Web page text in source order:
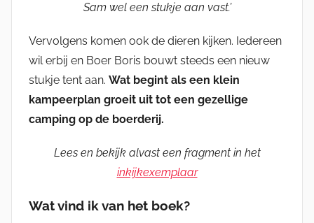
Sam wel een stukje aan vast.’
Vervolgens komen ook de dieren kijken. Iedereen
wil erbij en Boer Boris bouwt steeds een nieuw
stukje tent aan. Wat begint als een klein
kampeerplan groeit uit tot een gezellige
camping op de boerderij.
Lees en bekijk alvast een fragment in het
inkijkexemplaar
Wat vind ik van het boek?